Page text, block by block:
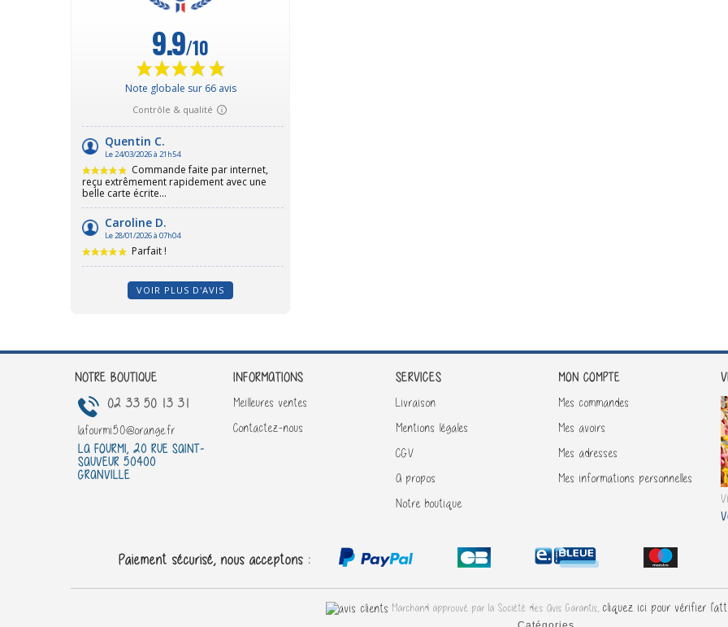
VOIR PLUS D'AVIS
NOTRE BOUTIQUE
02 33 50 13 31
lafourmi50@orange.fr
LA FOURMI, 20 RUE SAINT-
SAUVEUR 50400
GRANVILLE
INFORMATIONS
Meilleures ventes
Contactez-nous
SERVICES
Livraison
Mentions légales
CGV
A propos
Notre boutique
MON COMPTE
Mes commandes
Mes avoirs
Mes adresses
Mes informations personnelles
Paiement sécurisé, nous acceptons :
Marchand approuvé par la Société des Avis Garantis, cliquez ici pour vérifier